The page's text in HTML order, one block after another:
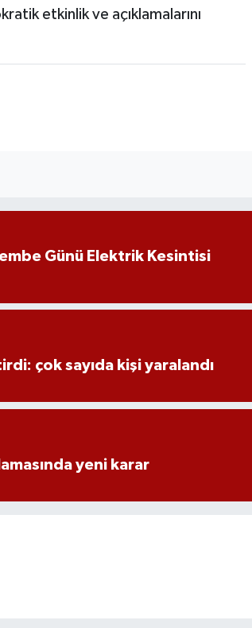
etkinlik ve açıklamalarını
Günü Elektrik Kesintisi
çok sayıda kişi yaralandı
yeni karar